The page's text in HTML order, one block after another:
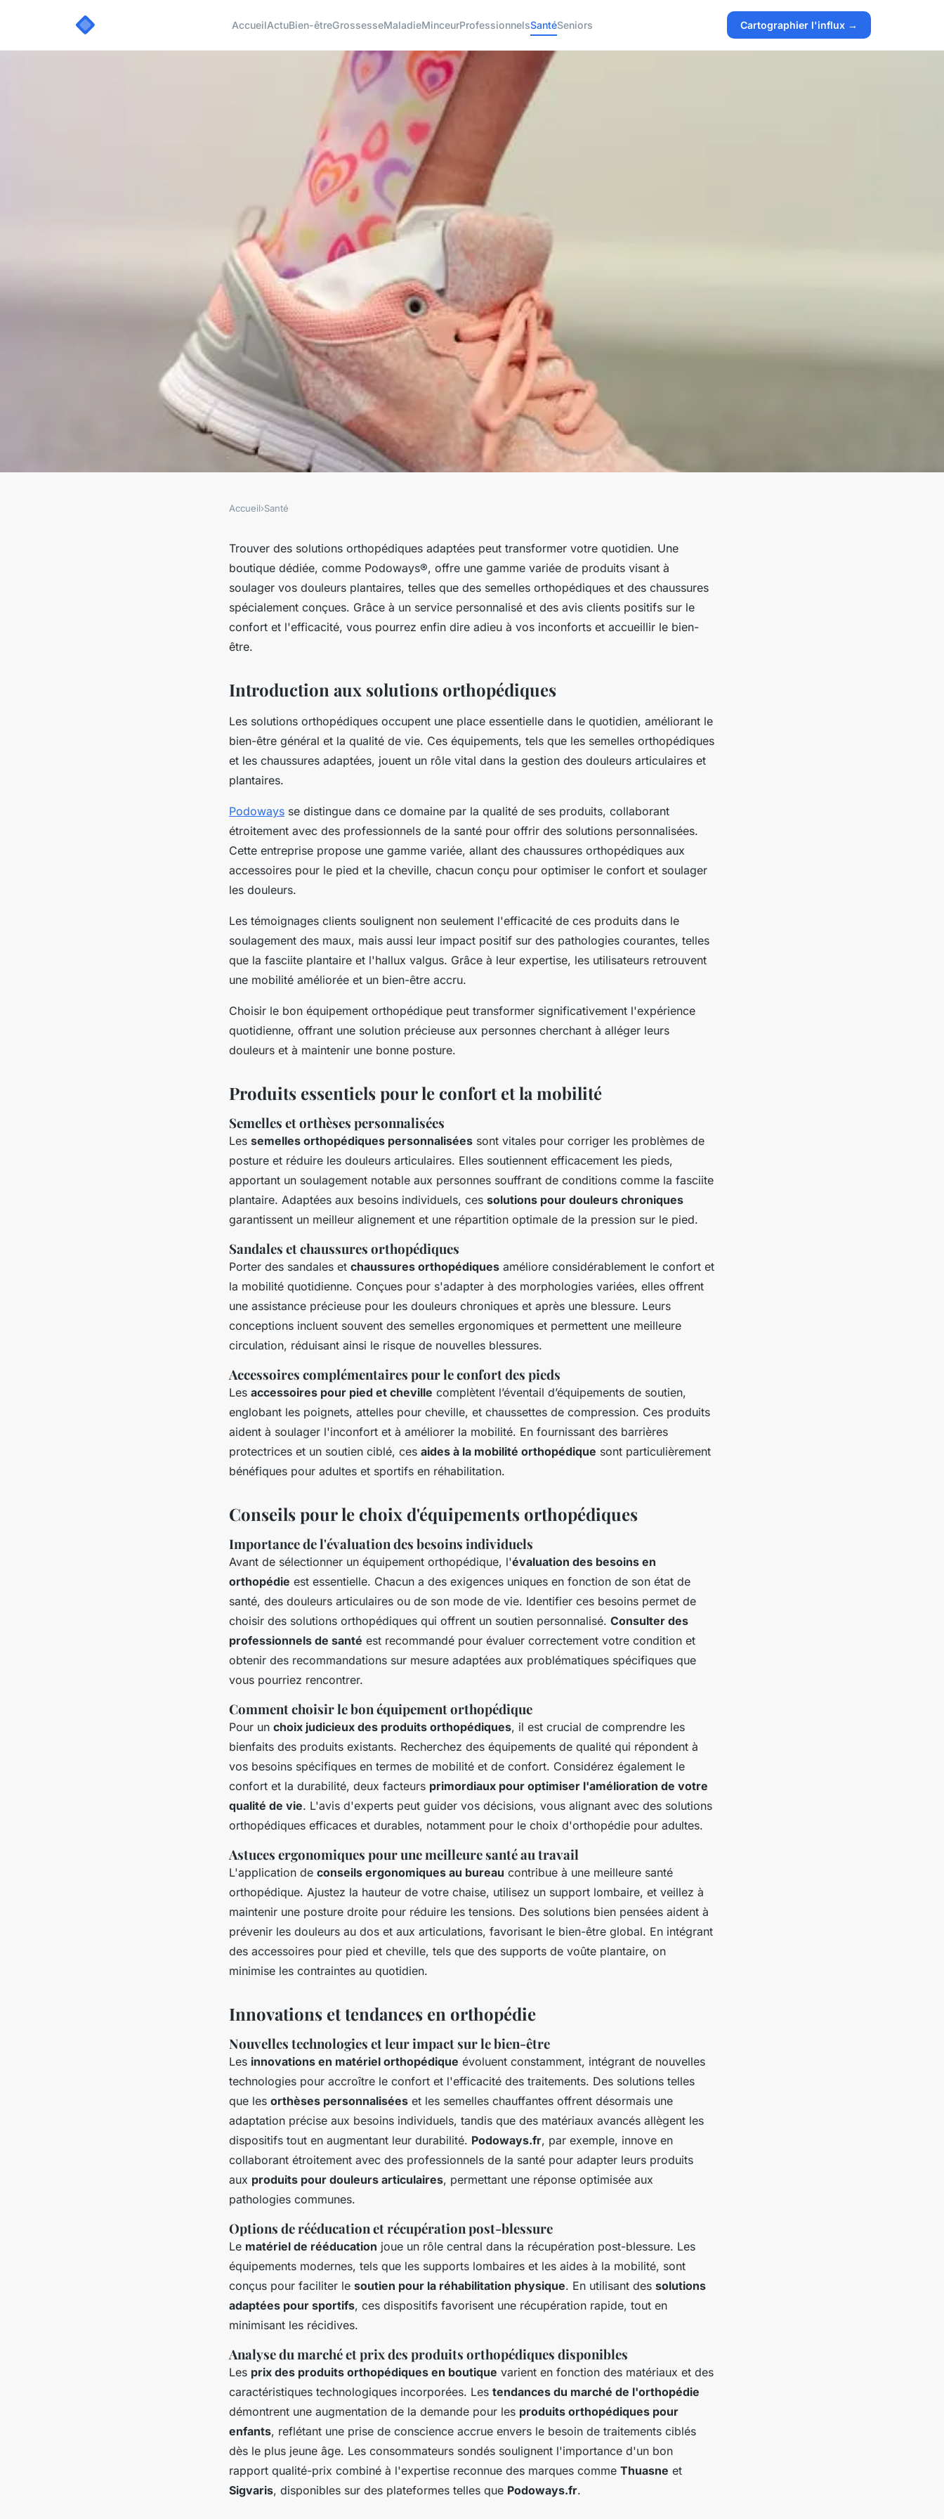
AccueilActuBien-êtreGrossesseMaladieMinceurProfessionnelsSantéSeniors Cartographier l'influx →
Trouver le bien-être grâce à votre
boutique de solutions orthopédiques
Accueil›Santé
Trouver des solutions orthopédiques adaptées peut transformer votre quotidien. Une
boutique dédiée, comme Podoways®, offre une gamme variée de produits visant à
soulager vos douleurs plantaires, telles que des semelles orthopédiques et des chaussures
spécialement conçues. Grâce à un service personnalisé et des avis clients positifs sur le
confort et l'efficacité, vous pourrez enfin dire adieu à vos inconforts et accueillir le bien-
être.
Introduction aux solutions orthopédiques
Les solutions orthopédiques occupent une place essentielle dans le quotidien, améliorant le
bien-être général et la qualité de vie. Ces équipements, tels que les semelles orthopédiques
et les chaussures adaptées, jouent un rôle vital dans la gestion des douleurs articulaires et
plantaires.
Podoways se distingue dans ce domaine par la qualité de ses produits, collaborant
étroitement avec des professionnels de la santé pour offrir des solutions personnalisées.
Cette entreprise propose une gamme variée, allant des chaussures orthopédiques aux
accessoires pour le pied et la cheville, chacun conçu pour optimiser le confort et soulager
les douleurs.
Les témoignages clients soulignent non seulement l'efficacité de ces produits dans le
soulagement des maux, mais aussi leur impact positif sur des pathologies courantes, telles
que la fasciite plantaire et l'hallux valgus. Grâce à leur expertise, les utilisateurs retrouvent
une mobilité améliorée et un bien-être accru.
Choisir le bon équipement orthopédique peut transformer significativement l'expérience
quotidienne, offrant une solution précieuse aux personnes cherchant à alléger leurs
douleurs et à maintenir une bonne posture.
Produits essentiels pour le confort et la mobilité
Semelles et orthèses personnalisées
Les semelles orthopédiques personnalisées sont vitales pour corriger les problèmes de
posture et réduire les douleurs articulaires. Elles soutiennent efficacement les pieds,
apportant un soulagement notable aux personnes souffrant de conditions comme la fasciite
plantaire. Adaptées aux besoins individuels, ces solutions pour douleurs chroniques
garantissent un meilleur alignement et une répartition optimale de la pression sur le pied.
Sandales et chaussures orthopédiques
Porter des sandales et chaussures orthopédiques améliore considérablement le confort et
la mobilité quotidienne. Conçues pour s'adapter à des morphologies variées, elles offrent
une assistance précieuse pour les douleurs chroniques et après une blessure. Leurs
conceptions incluent souvent des semelles ergonomiques et permettent une meilleure
circulation, réduisant ainsi le risque de nouvelles blessures.
Accessoires complémentaires pour le confort des pieds
Les accessoires pour pied et cheville complètent l’éventail d’équipements de soutien,
englobant les poignets, attelles pour cheville, et chaussettes de compression. Ces produits
aident à soulager l'inconfort et à améliorer la mobilité. En fournissant des barrières
protectrices et un soutien ciblé, ces aides à la mobilité orthopédique sont particulièrement
bénéfiques pour adultes et sportifs en réhabilitation.
Conseils pour le choix d'équipements orthopédiques
Importance de l'évaluation des besoins individuels
Avant de sélectionner un équipement orthopédique, l'évaluation des besoins en
orthopédie est essentielle. Chacun a des exigences uniques en fonction de son état de
santé, des douleurs articulaires ou de son mode de vie. Identifier ces besoins permet de
choisir des solutions orthopédiques qui offrent un soutien personnalisé. Consulter des
professionnels de santé est recommandé pour évaluer correctement votre condition et
obtenir des recommandations sur mesure adaptées aux problématiques spécifiques que
vous pourriez rencontrer.
Comment choisir le bon équipement orthopédique
Pour un choix judicieux des produits orthopédiques, il est crucial de comprendre les
bienfaits des produits existants. Recherchez des équipements de qualité qui répondent à
vos besoins spécifiques en termes de mobilité et de confort. Considérez également le
confort et la durabilité, deux facteurs primordiaux pour optimiser l'amélioration de votre
qualité de vie. L'avis d'experts peut guider vos décisions, vous alignant avec des solutions
orthopédiques efficaces et durables, notamment pour le choix d'orthopédie pour adultes.
Astuces ergonomiques pour une meilleure santé au travail
L'application de conseils ergonomiques au bureau contribue à une meilleure santé
orthopédique. Ajustez la hauteur de votre chaise, utilisez un support lombaire, et veillez à
maintenir une posture droite pour réduire les tensions. Des solutions bien pensées aident à
prévenir les douleurs au dos et aux articulations, favorisant le bien-être global. En intégrant
des accessoires pour pied et cheville, tels que des supports de voûte plantaire, on
minimise les contraintes au quotidien.
Innovations et tendances en orthopédie
Nouvelles technologies et leur impact sur le bien-être
Les innovations en matériel orthopédique évoluent constamment, intégrant de nouvelles
technologies pour accroître le confort et l'efficacité des traitements. Des solutions telles
que les orthèses personnalisées et les semelles chauffantes offrent désormais une
adaptation précise aux besoins individuels, tandis que des matériaux avancés allègent les
dispositifs tout en augmentant leur durabilité. Podoways.fr, par exemple, innove en
collaborant étroitement avec des professionnels de la santé pour adapter leurs produits
aux produits pour douleurs articulaires, permettant une réponse optimisée aux
pathologies communes.
Options de rééducation et récupération post-blessure
Le matériel de rééducation joue un rôle central dans la récupération post-blessure. Les
équipements modernes, tels que les supports lombaires et les aides à la mobilité, sont
conçus pour faciliter le soutien pour la réhabilitation physique. En utilisant des solutions
adaptées pour sportifs, ces dispositifs favorisent une récupération rapide, tout en
minimisant les récidives.
Analyse du marché et prix des produits orthopédiques disponibles
Les prix des produits orthopédiques en boutique varient en fonction des matériaux et des
caractéristiques technologiques incorporées. Les tendances du marché de l'orthopédie
démontrent une augmentation de la demande pour les produits orthopédiques pour
enfants, reflétant une prise de conscience accrue envers le besoin de traitements ciblés
dès le plus jeune âge. Les consommateurs sondés soulignent l'importance d'un bon
rapport qualité-prix combiné à l'expertise reconnue des marques comme Thuasne et
Sigvaris, disponibles sur des plateformes telles que Podoways.fr.